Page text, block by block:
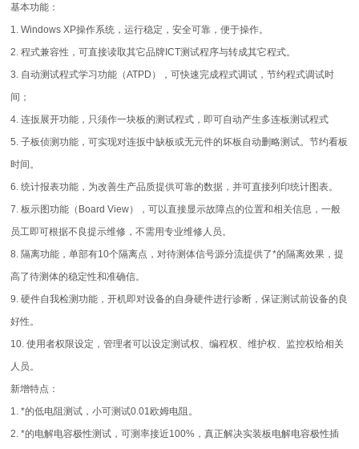
基本功能：
1. Windows XP操作系统，运行稳定，安全可靠，便于操作。
2. 程式兼容性，可直接读取其它品牌ICT测试程序与转成其它程式。
3. 自动测试程式学习功能（ATPD），可快速完成程式调试，节约程式调试时
间；
4. 连扳展开功能，只须作一块板的测试程式，即可自动产生多连板测试程式
5. 子板侦测功能，可实现对连扳中缺板或无元件的坏板自动删略测试。节约看板
时间。
6. 统计报表功能，为改善生产品质提供可靠的数据，并可直接列印统计图表。
7. 板示图功能（Board View），可以直接显示故障点的位置和相关信息，一般
员工即可根据不良提示维修，不需用专业维修人员。
8. 隔离功能，单部有10个隔离点，对待测体信号源分流提供了*的隔离效果，提
高了待测体的稳定性和准确信。
9. 硬件自我检测功能，开机即对设备的自身硬件进行诊断，保证测试前设备的良
好性。
10. 使用者权限设定，管理者可以设定测试权、编程权、维护权、监控权给相关
人员。
新增特点：
1. *的低电阻测试，小可测试0.01欧姆电阻。
2. *的电解电容极性测试，可测率接近100%，真正解决实装板电解电容极性插